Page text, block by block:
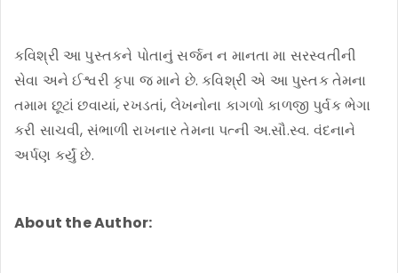
કવિશ્રી આ પુસ્તકને પોતાનું સર્જન ન માનતા મા સરસ્વતીની
સેવા અને ઈશ્વરી કૃપા જ માને છે. કવિશ્રી એ આ પુસ્તક તેમના
તમામ છૂટાં છવાયાં, રખડતાં, લેખનોના કાગળો કાળજી પુર્વક ભેગા
કરી સાચવી, સંભાળી રાખનાર તેમના પત્ની અ.સૌ.સ્વ. વંદનાને
અર્પણ કર્યું છે.
About the Author: